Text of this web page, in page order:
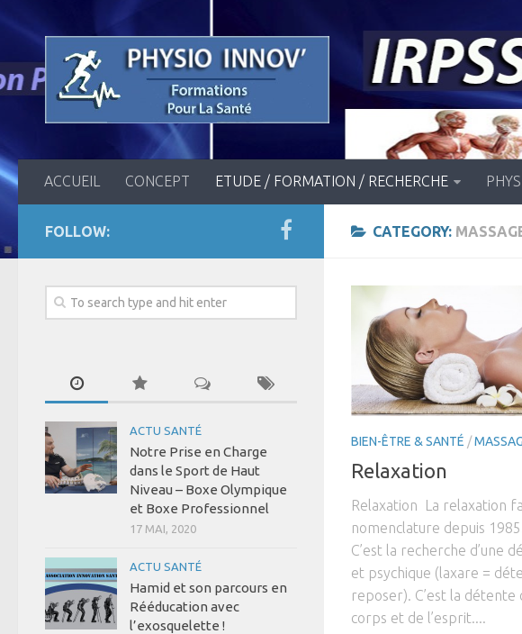
ACCUEIL CONCEPT ETUDE / FORMATION / RECHERCHE
CATEGORY:
BIEN-ÊTRE & SANTÉ /
Relaxation
Relaxation La relaxation
nomenclature depuis
C’est la recherche d’une
et psychique (laxare =
reposer). C’est la détente
corps et de l’esprit....
FOLLOW:
ACTU SANTÉ
Notre Prise en Charge
dans le Sport de Haut
Niveau – Boxe Olympique
et Boxe Professionnel
17 MAI, 2020
ACTU SANTÉ
Hamid et son parcours en
Rééducation avec
l’exosquelette !